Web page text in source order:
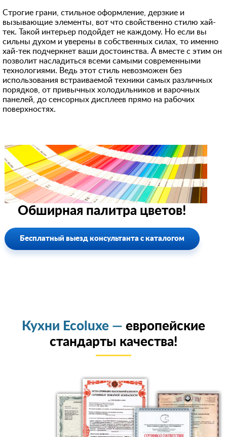
Строгие грани, стильное оформление, дерзкие и
вызывающие элементы, вот что свойственно стилю хай-
тек. Такой интерьер подойдет не каждому. Но если вы
сильны духом и уверены в собственных силах, то именно
хай-тек подчеркнет ваши достоинства. А вместе с этим он
позволит насладиться всеми самыми современными
технологиями. Ведь этот стиль невозможен без
использования встраиваемой техники самых различных
порядков, от привычных холодильников и варочных
панелей, до сенсорных дисплеев прямо на рабочих
поверхностях.
Обширная палитра цветов!
Бесплатный выезд консультанта с каталогом
Кухни Ecoluxe — европейские
стандарты качества!